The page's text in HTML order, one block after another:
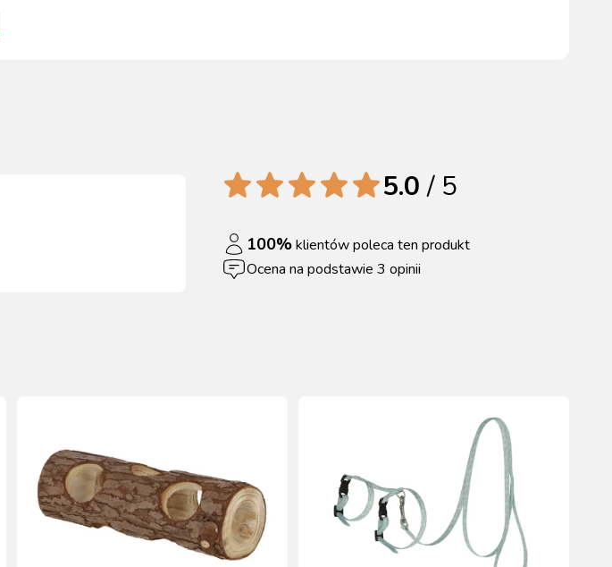
5.0/ 5
100%klientów poleca ten produkt
Ocena na podstawie 3 opinii